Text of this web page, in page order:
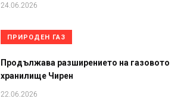
24.06.2026
ПРИРОДЕН ГАЗ
Продължава разширението на газовото
хранилище Чирен
22.06.2026